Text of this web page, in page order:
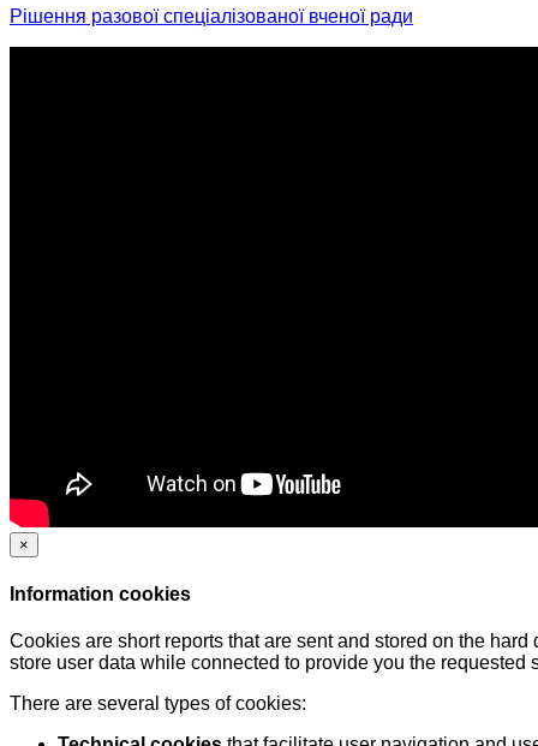
Рішення разової спеціалізованої вченої ради
×
Information cookies
Cookies are short reports that are sent and stored on the
store user data while connected to provide you the
There are several types of cookies: